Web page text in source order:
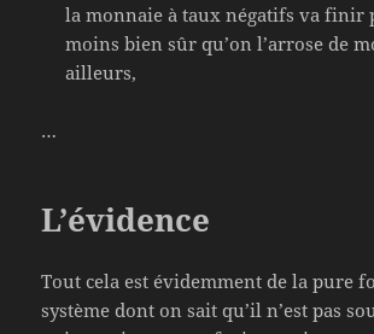
la monnaie à taux négatifs va finir
moins bien sûr qu’on l’arrose de
ailleurs,
…
L’évidence
Tout cela est évidemment de la pure
système dont on sait qu’il n’est pas